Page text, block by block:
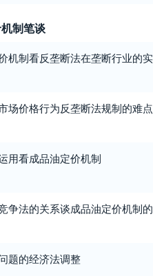
制笔谈
机制看反垄断法在垄断行业的
场价格行为反垄断法规制的难
用看成品油定价机制
争法的关系谈成品油定价机制
题的经济法调整